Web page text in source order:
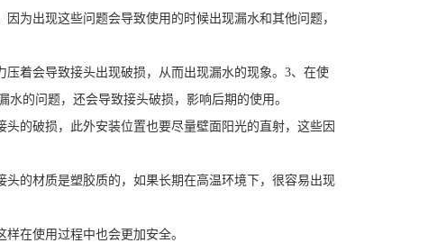
为出现这些问题会导致使用的时候出现漏水和其他问题，
着会导致接头出现破损，从而出现漏水的现象。3、在使
的问题，还会导致接头破损，影响后期的使用。
的破损，此外安装位置也要尽量壁面阳光的直射，这些因
的材质是塑胶质的，如果长期在高温环境下，很容易出现
在使用过程中也会更加安全。